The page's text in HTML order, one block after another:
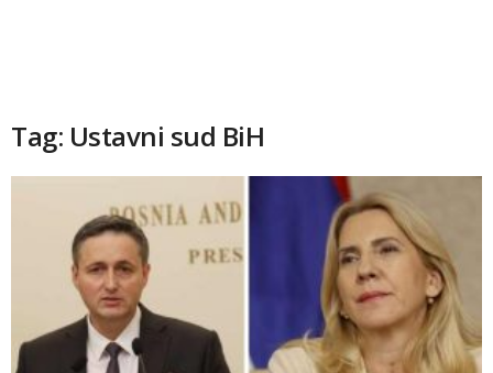
Tag: Ustavni sud BiH